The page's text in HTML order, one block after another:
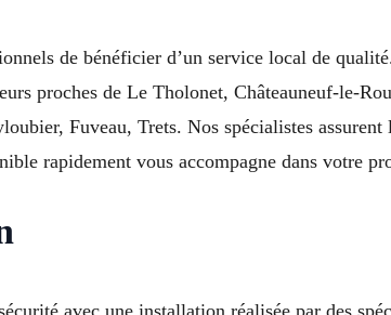
de bénéficier d’un service local de
proches de Le Tholonet, Châteauneuf-le-
Fuveau, Trets. Nos spécialistes assurent
rapidement vous accompagne dans votre